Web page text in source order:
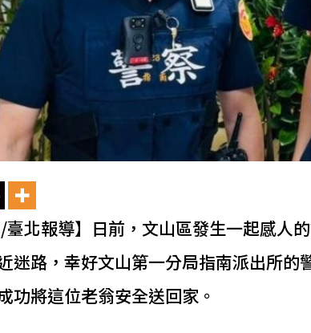
/臺北報導】日前，文山區發生一起感人
迷路，幸好文山第一分局指南派出所的
功將這位老翁安全送回家。